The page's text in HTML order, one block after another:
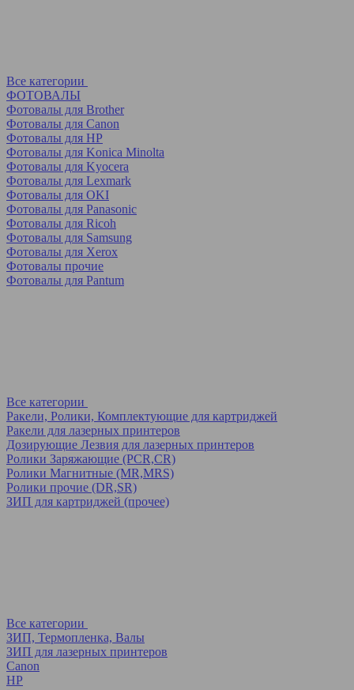
Все категории
ФОТОВАЛЫ
Фотовалы для Brother
Фотовалы для Canon
Фотовалы для HP
Фотовалы для Koniсa Minolta
Фотовалы для Kyocera
Фотовалы для Lexmark
Фотовалы для OKI
Фотовалы для Panasonic
Фотовалы для Ricoh
Фотовалы для Samsung
Фотовалы для Xerox
Фотовалы прочие
Фотовалы для Pantum
Все категории
Ракели, Ролики, Комплектующие для картриджей
Ракели для лазерных принтеров
Дозирующие Лезвия для лазерных принтеров
Ролики Заряжающие (PCR,CR)
Ролики Магнитные (MR,MRS)
Ролики прочие (DR,SR)
ЗИП для картриджей (прочее)
Все категории
ЗИП, Термопленка, Валы
ЗИП для лазерных принтеров
Canon
HP